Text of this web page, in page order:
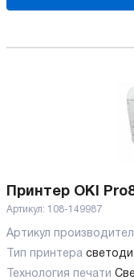
Принтер OKI
Артикул: 108-149987
Артикул
Тип принтера
Технология печати